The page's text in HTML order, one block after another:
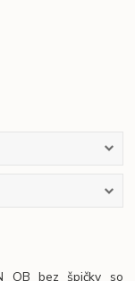
OB bez špičky so